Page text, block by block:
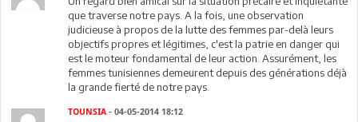
que traverse notre pays. A la fois, une observation
judicieuse à propos de la lutte des femmes par-delà leurs
objectifs propres et légitimes, c'est la patrie en danger qui
est le moteur fondamental de leur action. Assurément, les
femmes tunisiennes demeurent depuis des générations déjà
la grande fierté de notre pays.
TOUNSIA - 04-05-2014 18:12